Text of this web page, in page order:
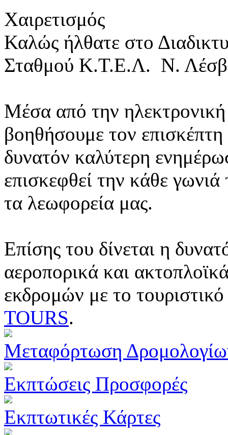
Χαιρετισμός
Καλώς ήλθατε στο
Σταθμού Κ.Τ.Ε.Λ. Ν.
Μέσα από την ηλεκτρονική
βοηθήσουμε τον
δυνατόν καλύτερη
επισκεφθεί την κάθε
τα λεωφορεία μας.
Επίσης του δίνεται η
αεροπορικά και
εκδρομών με το
TOURS.
Μεταφόρτωση
Εκπτώσεις Προσφορές
Εκπτωτικές Κάρτες